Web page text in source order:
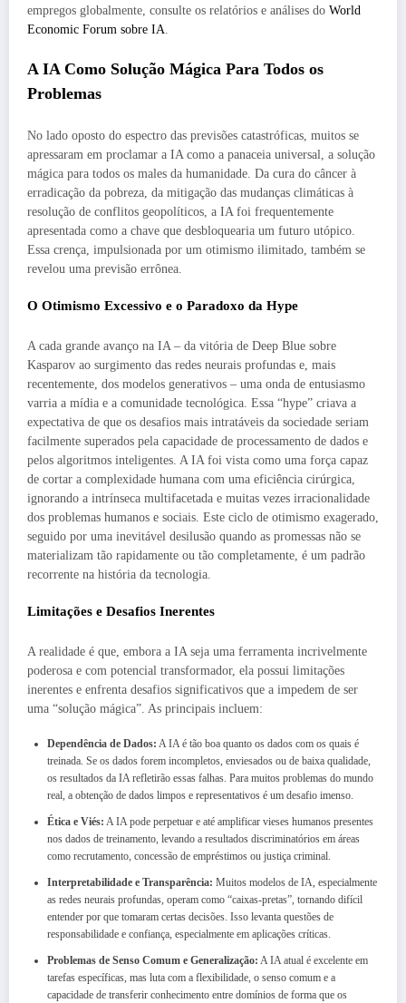
empregos globalmente, consulte os relatórios e análises do World
Economic Forum sobre IA.
A IA Como Solução Mágica Para Todos os
Problemas
No lado oposto do espectro das previsões catastróficas, muitos se
apressaram em proclamar a IA como a panaceia universal, a solução
mágica para todos os males da humanidade. Da cura do câncer à
erradicação da pobreza, da mitigação das mudanças climáticas à
resolução de conflitos geopolíticos, a IA foi frequentemente
apresentada como a chave que desbloquearia um futuro utópico.
Essa crença, impulsionada por um otimismo ilimitado, também se
revelou uma previsão errônea.
O Otimismo Excessivo e o Paradoxo da Hype
A cada grande avanço na IA – da vitória de Deep Blue sobre
Kasparov ao surgimento das redes neurais profundas e, mais
recentemente, dos modelos generativos – uma onda de entusiasmo
varria a mídia e a comunidade tecnológica. Essa “hype” criava a
expectativa de que os desafios mais intratáveis da sociedade seriam
facilmente superados pela capacidade de processamento de dados e
pelos algoritmos inteligentes. A IA foi vista como uma força capaz
de cortar a complexidade humana com uma eficiência cirúrgica,
ignorando a intrínseca multifacetada e muitas vezes irracionalidade
dos problemas humanos e sociais. Este ciclo de otimismo exagerado,
seguido por uma inevitável desilusão quando as promessas não se
materializam tão rapidamente ou tão completamente, é um padrão
recorrente na história da tecnologia.
Limitações e Desafios Inerentes
A realidade é que, embora a IA seja uma ferramenta incrivelmente
poderosa e com potencial transformador, ela possui limitações
inerentes e enfrenta desafios significativos que a impedem de ser
uma “solução mágica”. As principais incluem:
Dependência de Dados: A IA é tão boa quanto os dados com os quais é
treinada. Se os dados forem incompletos, enviesados ou de baixa qualidade,
os resultados da IA refletirão essas falhas. Para muitos problemas do mundo
real, a obtenção de dados limpos e representativos é um desafio imenso.
Ética e Viés: A IA pode perpetuar e até amplificar vieses humanos presentes
nos dados de treinamento, levando a resultados discriminatórios em áreas
como recrutamento, concessão de empréstimos ou justiça criminal.
Interpretabilidade e Transparência: Muitos modelos de IA, especialmente
as redes neurais profundas, operam como “caixas-pretas”, tornando difícil
entender por que tomaram certas decisões. Isso levanta questões de
responsabilidade e confiança, especialmente em aplicações críticas.
Problemas de Senso Comum e Generalização: A IA atual é excelente em
tarefas específicas, mas luta com a flexibilidade, o senso comum e a
capacidade de transferir conhecimento entre domínios de forma que os